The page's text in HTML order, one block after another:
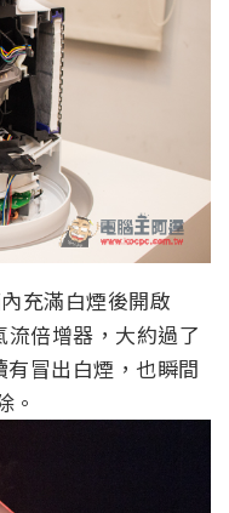
充滿白煙後開啟
倍增器，大約過了
冒出白煙，也瞬間
。